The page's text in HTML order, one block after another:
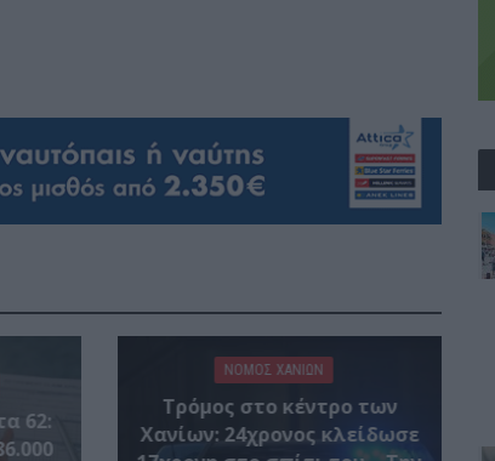
62:
ΝΟΜΌΣ ΧΑΝΊΩΝ
Τρόμος στο κέντρο των
Χανίων: 24χρονος κλείδωσε